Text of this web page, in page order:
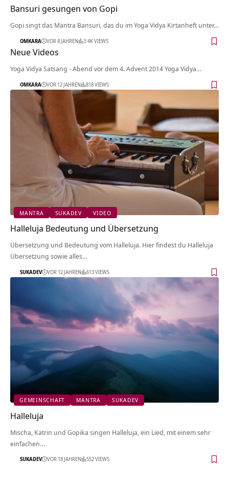
Bansuri gesungen von Gopi
Gopi singt das Mantra Bansuri, das du im Yoga Vidya Kirtanheft unter…
OMKARA VOR 8 JAHREN 3.4K VIEWS
Neue Videos
Yoga Vidya Satsang - Abend vor dem 4. Advent 2014 Yoga Vidya…
OMKARA VOR 12 JAHREN 818 VIEWS
MANTRA SUKADEV VIDEO
Halleluja Bedeutung und Übersetzung
Übersetzung und Bedeutung vom Halleluja. Hier findest du Halleluja
Übersetzung sowie alles…
SUKADEV VOR 12 JAHREN 613 VIEWS
GEMEINSCHAFT MANTRA SUKADEV
Halleluja
Mischa, Katrin und Gopika singen Halleluja, ein Lied, mit einem sehr
einfachen…
SUKADEV VOR 18 JAHREN 552 VIEWS